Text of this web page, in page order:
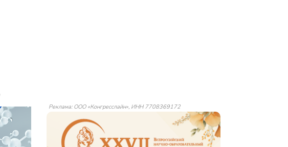
Реклама: ООО «Конгресслайн», ИНН 7708369172